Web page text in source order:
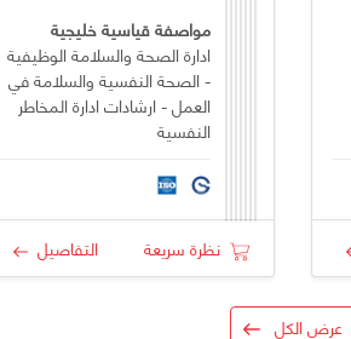
مواصفة قياسية خليجية
ادارة الصحة والسلامة الوظيفية
- الصحة النفسية والسلامة في
العمل - ارشادات ادارة المخاطر
النفسية
نظرة سريعة التفاصيل
عرض الكل